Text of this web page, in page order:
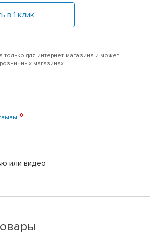
в 1 клик
только для интернет-магазина и может
магазинах
или видео